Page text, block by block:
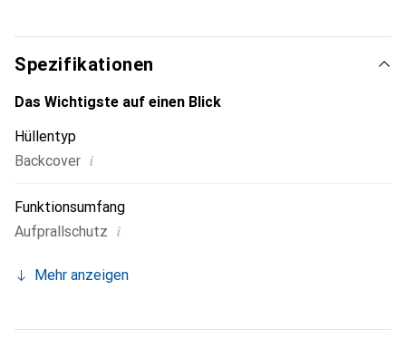
die Marke Noreve eine sichere Wahl für eine
anspruchsvolle Kundschaft.
Spezifikationen
Das Wichtigste auf einen Blick
Hüllentyp
Backcover i
Funktionsumfang
Aufprallschutz i
Mehr anzeigen